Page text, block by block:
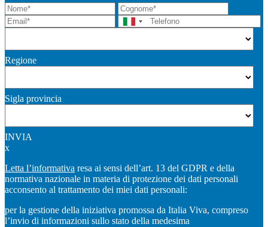
Regione
Sigla provincia
INVIA
x
Letta l’informativa resa ai sensi dell’art. 13 del GDPR e della
normativa nazionale in materia di protezione dei dati personali
acconsento al trattamento dei miei dati personali:
per la gestione della iniziativa promossa da Italia Viva, compreso
l’invio di informazioni sullo stato della medesima